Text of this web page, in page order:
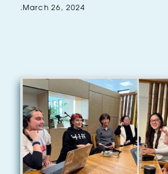
. March 26, 2024